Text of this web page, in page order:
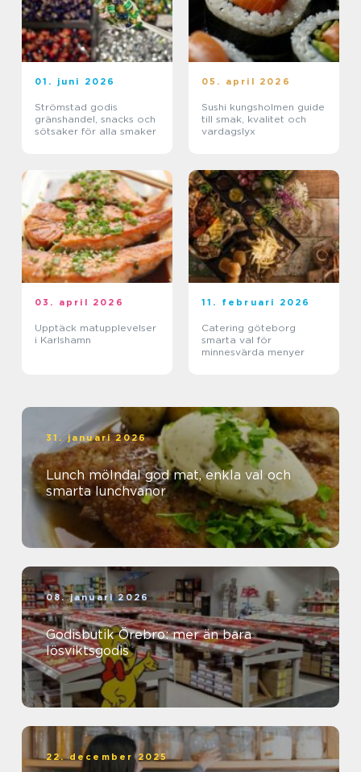
01. juni 2026
Strömstad godis
gränshandel, snacks och
sötsaker för alla smaker
05. april 2026
Sushi kungsholmen guide
till smak, kvalitet och
vardagslyx
03. april 2026
Upptäck matupplevelser
i Karlshamn
11. februari 2026
Catering göteborg
smarta val för
minnesvärda menyer
31. januari 2026
Lunch mölndal god mat, enkla val och
smarta lunchvanor
08. januari 2026
Godisbutik Örebro: mer än bara
lösviktsgodis
22. december 2025